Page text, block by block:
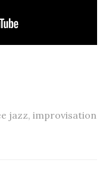
jazz, improvisation